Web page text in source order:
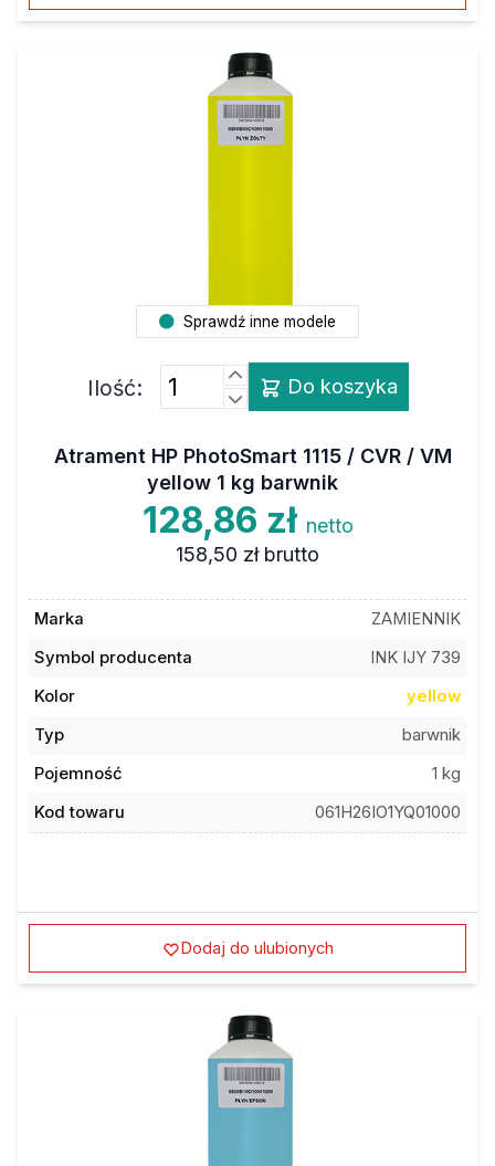
Sprawdź inne modele
Ilość: Do koszyka
Atrament HP PhotoSmart 1115 / CVR / VM
yellow 1 kg barwnik
128,86 zł netto
158,50 zł brutto
Marka
ZAMIENNIK
Symbol producenta
INK IJY 739
Kolor
yellow
Typ
barwnik
Pojemność
1 kg
Kod towaru
061H26IO1YQ01000
Dodaj do ulubionych